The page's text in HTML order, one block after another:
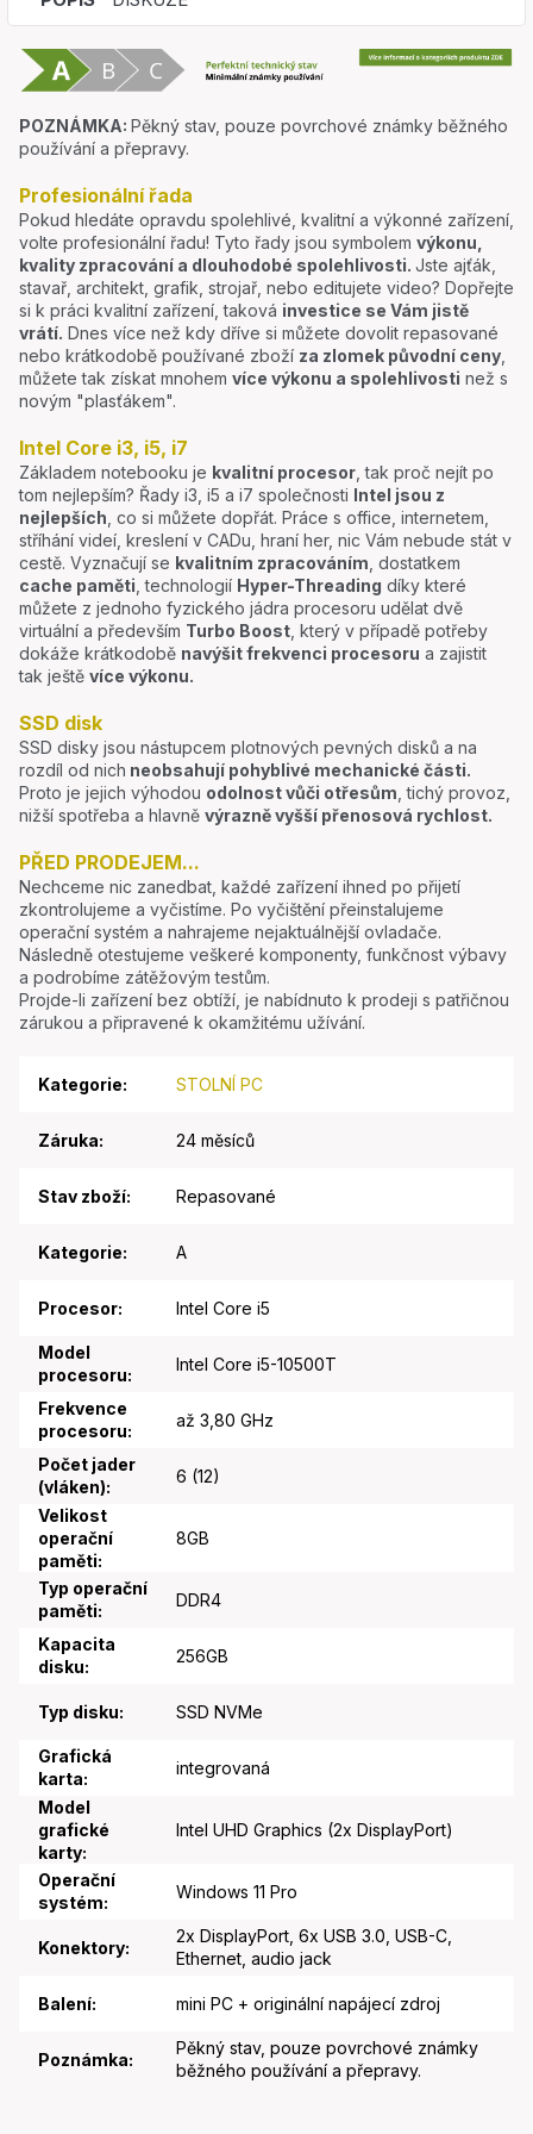
POZNÁMKA: Pěkný stav, pouze povrchové známky běžného
používání a přepravy.
Profesionální řada
Pokud hledáte opravdu spolehlivé, kvalitní a výkonné zařízení,
volte profesionální řadu! Tyto řady jsou symbolem výkonu,
kvality zpracování a dlouhodobé spolehlivosti. Jste ajťák,
stavař, architekt, grafik, strojař, nebo editujete video? Dopřejte
si k práci kvalitní zařízení, taková investice se Vám jistě
vrátí. Dnes více než kdy dříve si můžete dovolit repasované
nebo krátkodobě používané zboží za zlomek původní ceny,
můžete tak získat mnohem více výkonu a spolehlivosti než s
novým "plasťákem".
Intel Core i3, i5, i7
Základem notebooku je kvalitní procesor, tak proč nejít po
tom nejlepším? Řady i3, i5 a i7 společnosti Intel jsou z
nejlepších, co si můžete dopřát. Práce s office, internetem,
stříhání videí, kreslení v CADu, hraní her, nic Vám nebude stát v
cestě. Vyznačují se kvalitním zpracováním, dostatkem
cache paměti, technologií Hyper-Threading díky které
můžete z jednoho fyzického jádra procesoru udělat dvě
virtuální a především Turbo Boost, který v případě potřeby
dokáže krátkodobě navýšit frekvenci procesoru a zajistit
tak ještě více výkonu.
SSD disk
SSD disky jsou nástupcem plotnových pevných disků a na
rozdíl od nich neobsahují pohyblivé mechanické části.
Proto je jejich výhodou odolnost vůči otřesům, tichý provoz,
nižší spotřeba a hlavně výrazně vyšší přenosová rychlost.
PŘED PRODEJEM...
Nechceme nic zanedbat, každé zařízení ihned po přijetí
zkontrolujeme a vyčistíme. Po vyčištění přeinstalujeme
operační systém a nahrajeme nejaktuálnější ovladače.
Následně otestujeme veškeré komponenty, funkčnost výbavy
a podrobíme zátěžovým testům.
Projde-li zařízení bez obtíží, je nabídnuto k prodeji s patřičnou
zárukou a připravené k okamžitému užívání.
Kategorie: STOLNÍ PC
Záruka: 24 měsíců
Stav zboží: Repasované
Kategorie: A
Procesor: Intel Core i5
Model
procesoru:
Intel Core i5-10500T
Frekvence
procesoru:
až 3,80 GHz
Počet jader
(vláken):
6 (12)
Velikost
operační
paměti:
8GB
Typ operační
paměti:
DDR4
Kapacita
disku:
256GB
Typ disku: SSD NVMe
Grafická
karta:
integrovaná
Model
grafické
karty:
Intel UHD Graphics (2x DisplayPort)
Operační
systém:
Windows 11 Pro
Konektory:
2x DisplayPort, 6x USB 3.0, USB-C,
Ethernet, audio jack
Balení: mini PC + originální napájecí zdroj
Poznámka:
Pěkný stav, pouze povrchové známky
běžného používání a přepravy.